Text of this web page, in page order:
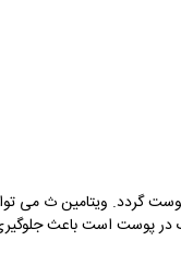
گردد. ویتامین ث می
در پوست است باعث